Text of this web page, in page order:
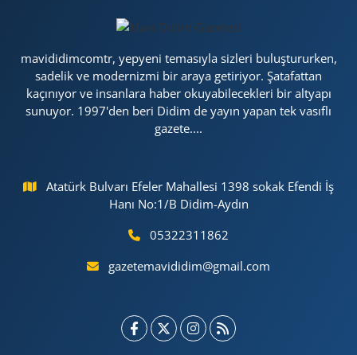
mavididimcomtr, yepyeni temasıyla sizleri buluştururken,
sadelik ve modernizmi bir araya getiriyor. Şatafattan
kaçınıyor ve insanlara haber okuyabilecekleri bir altyapı
sunuyor. 1997'den beri Didim de yayın yapan tek vasıflı
gazete....
Atatürk Bulvarı Efeler Mahallesi 1398 sokak Efendi İş
Hanı No:1/B Didim-Aydın
05322311862
gazetemavididim@gmail.com